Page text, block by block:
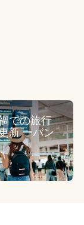
での旅行
新 ーバン